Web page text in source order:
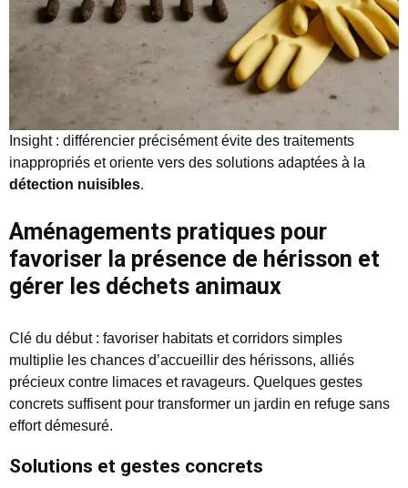
Insight : différencier précisément évite des traitements
inappropriés et oriente vers des solutions adaptées à la
détection nuisibles.
Aménagements pratiques pour
favoriser la présence de hérisson et
gérer les déchets animaux
Clé du début : favoriser habitats et corridors simples
multiplie les chances d’accueillir des hérissons, alliés
précieux contre limaces et ravageurs. Quelques gestes
concrets suffisent pour transformer un jardin en refuge sans
effort démesuré.
Solutions et gestes concrets